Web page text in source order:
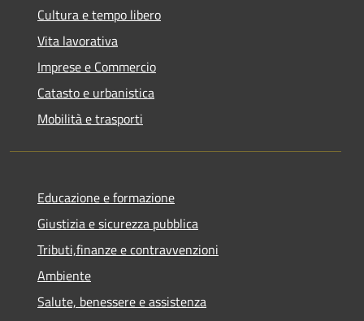
Cultura e tempo libero
Vita lavorativa
Imprese e Commercio
Catasto e urbanistica
Mobilità e trasporti
Educazione e formazione
Giustizia e sicurezza pubblica
Tributi,finanze e contravvenzioni
Ambiente
Salute, benessere e assistenza